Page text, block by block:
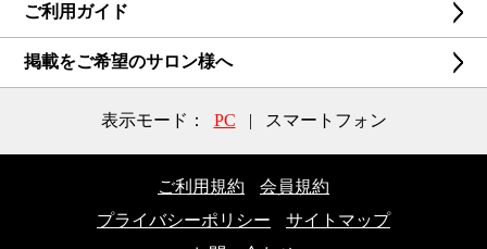
ご利用ガイド
掲載をご希望のサロン様へ
表示モード： PC | スマートフォン
ご利用規約
会員規約
プライバシーポリシー
サイトマップ